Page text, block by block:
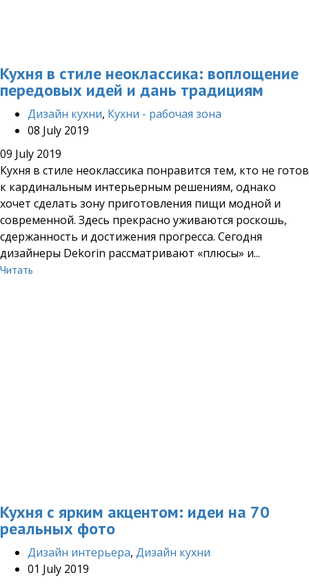
Кухня в стиле неоклассика: воплощение
передовых идей и дань традициям
Дизайн кухни, Кухни - рабочая зона
08 July 2019
09 July 2019
Кухня в стиле неоклассика понравится тем, кто не готов
к кардинальным интерьерным решениям, однако
хочет сделать зону приготовления пищи модной и
современной. Здесь прекрасно уживаются роскошь,
сдержанность и достижения прогресса. Сегодня
дизайнеры Dekorin рассматривают «плюсы» и...
Читать
Кухня с ярким акцентом: идеи на 70
реальных фото
Дизайн интерьера, Дизайн кухни
01 July 2019